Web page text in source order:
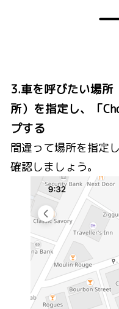
3.車を呼びたい場所
所）を指定し、「
プする
間違って場所を指定
確認しましょう。